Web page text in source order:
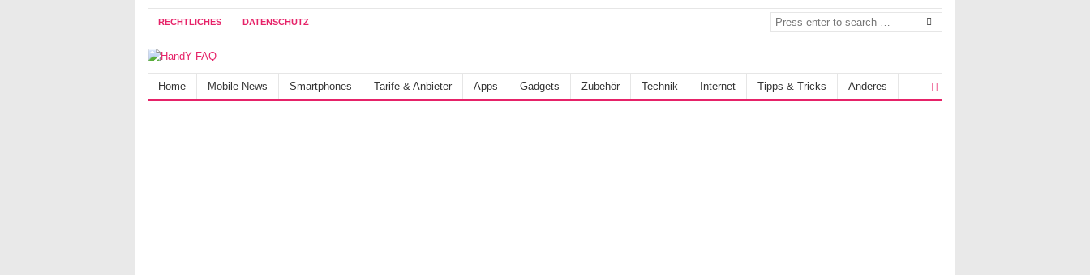
RECHTLICHES DATENSCHUTZ
Home Mobile News Smartphones Tarife & Anbieter Apps Gadgets Zubehör Technik Internet Tipps & Tricks Anderes